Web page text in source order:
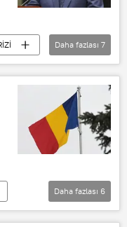
Daha fazlası 7
Daha fazlası 6